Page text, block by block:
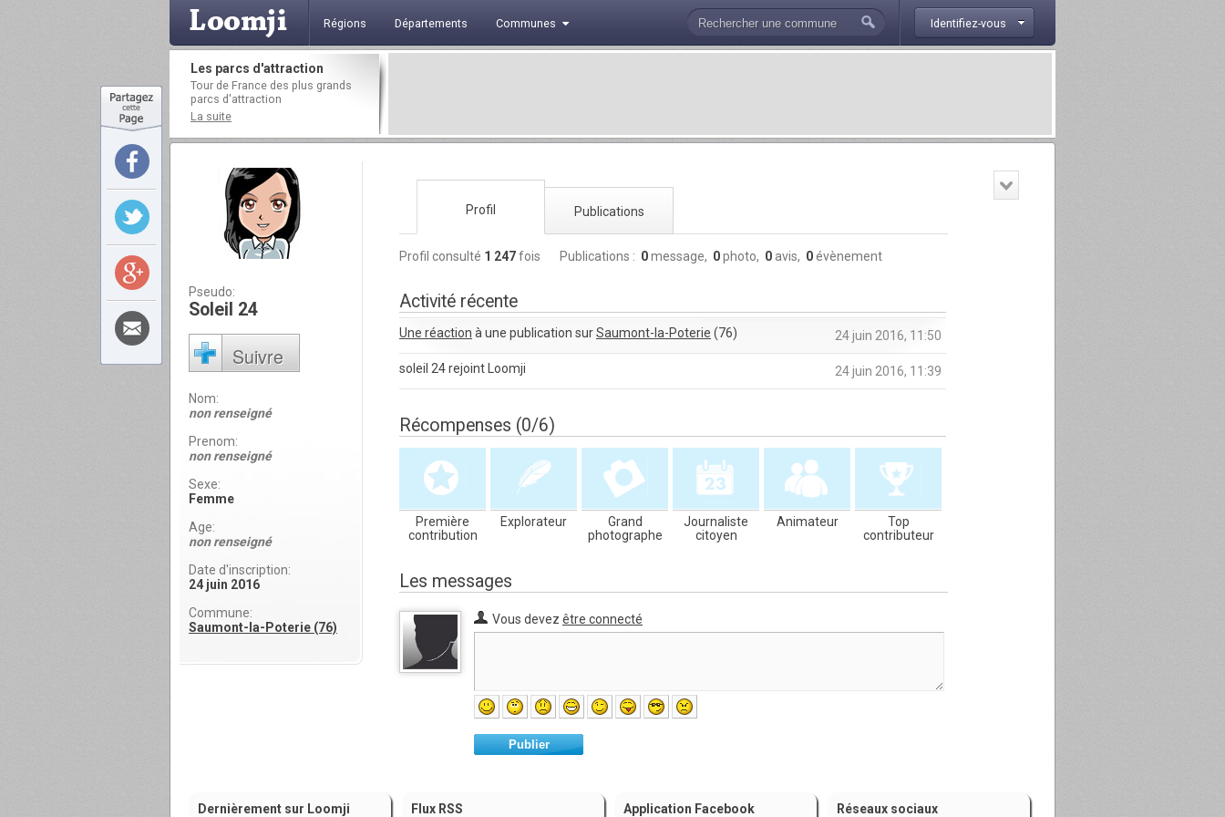
Régions Départements Communes Identifiez-vous
Les parcs d'attraction
Tour de France des plus grands
parcs d'attraction
La suite
Pseudo:
Soleil 24
Suivre
Nom:
non renseigné
Prenom:
non renseigné
Sexe:
Femme
Age:
non renseigné
Date d'inscription:
24 juin 2016
Commune:
Saumont-la-Poterie (76)
Profil Publications
Profil consulté 1 247fois Publications : 0message, 0photo, 0 avis, 0évènement
Activité récente
24 juin 2016, 11:50
Une réaction à une publication surSaumont-la-Poterie (76)
24 juin 2016, 11:39
soleil 24 rejoint Loomji
Récompenses (0/6)
Première
contribution
Explorateur
Grand
photographe
Journaliste
citoyen
Animateur
Top
contributeur
Les messages
Vous devez être connecté
Publier
Dernièrement sur Loomji Flux RSS Application Facebook Réseaux sociaux